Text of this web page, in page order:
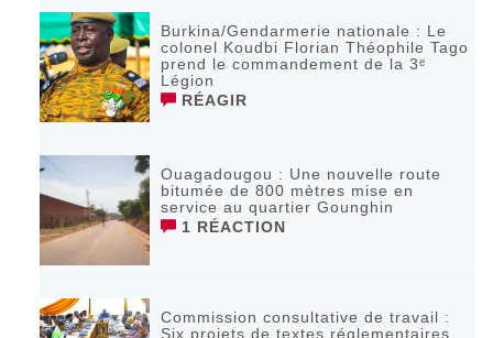
Burkina/Gendarmerie nationale : Le
colonel Koudbi Florian Théophile Tago
prend le commandement de la 3ᵉ
Légion
RÉAGIR
Ouagadougou : Une nouvelle route
bitumée de 800 mètres mise en
service au quartier Gounghin
1 RÉACTION
Commission consultative de travail :
Six projets de textes réglementaires